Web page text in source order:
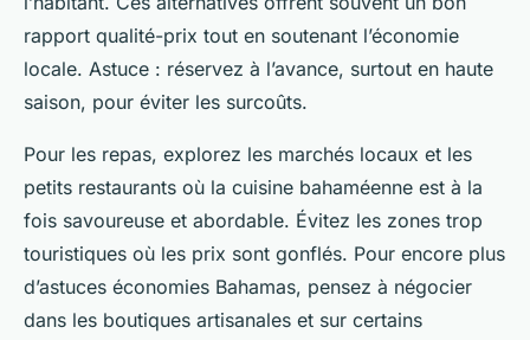
rapport qualité-prix tout en soutenant l’économie
locale. Astuce : réservez à l’avance, surtout en haute
saison, pour éviter les surcoûts.
Pour les repas, explorez les marchés locaux et les
petits restaurants où la cuisine bahaméenne est à la
fois savoureuse et abordable. Évitez les zones trop
touristiques où les prix sont gonflés. Pour encore plus
d’astuces économies Bahamas, pensez à négocier
dans les boutiques artisanales et sur certains